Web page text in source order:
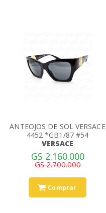
ANTEOJOS DE SOL VERSACE
4452 *GB1/87 #54
VERSACE
GS 2.160.000
GS 2.700.000
Comprar